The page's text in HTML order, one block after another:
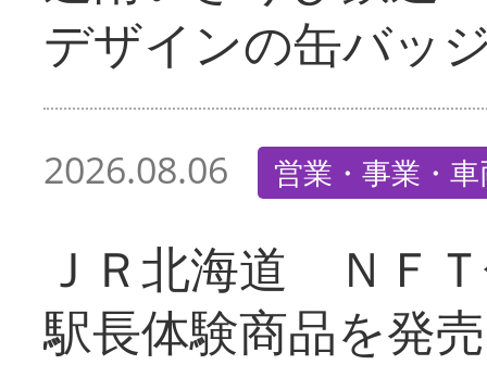
デザインの缶バッ
2026.08.06 営業・事業・
ＪＲ北海道 ＮＦ
駅長体験商品を発売